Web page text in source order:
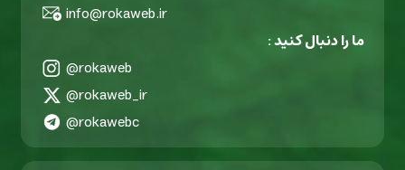
info@rokaweb.ir
ما را دنبال کنید :
@rokaweb
@rokaweb_ir
@rokawebc